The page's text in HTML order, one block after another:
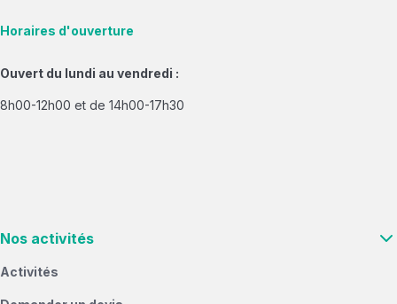
Horaires d'ouverture
Ouvert du lundi au vendredi :
8h00-12h00 et de 14h00-17h30
Nos activités
Activités